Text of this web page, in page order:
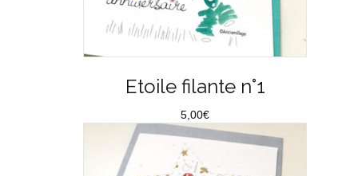
Etoile filante n°1
5,00€